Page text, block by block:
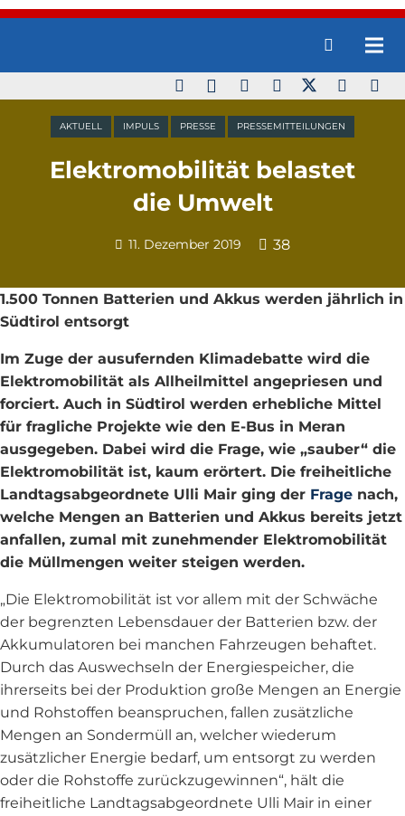
AKTUELL IMPULS PRESSE PRESSEMITTEILUNGEN
Elektromobilität belastet
die Umwelt
11. Dezember 2019 38
1.500 Tonnen Batterien und Akkus werden jährlich in
Südtirol entsorgt
Im Zuge der ausufernden Klimadebatte wird die
Elektromobilität als Allheilmittel angepriesen und
forciert. Auch in Südtirol werden erhebliche Mittel
für fragliche Projekte wie den E-Bus in Meran
ausgegeben. Dabei wird die Frage, wie „sauber“ die
Elektromobilität ist, kaum erörtert. Die freiheitliche
Landtagsabgeordnete Ulli Mair ging der Frage nach,
welche Mengen an Batterien und Akkus bereits jetzt
anfallen, zumal mit zunehmender Elektromobilität
die Müllmengen weiter steigen werden.
„Die Elektromobilität ist vor allem mit der Schwäche
der begrenzten Lebensdauer der Batterien bzw. der
Akkumulatoren bei manchen Fahrzeugen behaftet.
Durch das Auswechseln der Energiespeicher, die
ihrerseits bei der Produktion große Mengen an Energie
und Rohstoffen beanspruchen, fallen zusätzliche
Mengen an Sondermüll an, welcher wiederum
zusätzlicher Energie bedarf, um entsorgt zu werden
oder die Rohstoffe zurückzugewinnen“, hält die
freiheitliche Landtagsabgeordnete Ulli Mair in einer